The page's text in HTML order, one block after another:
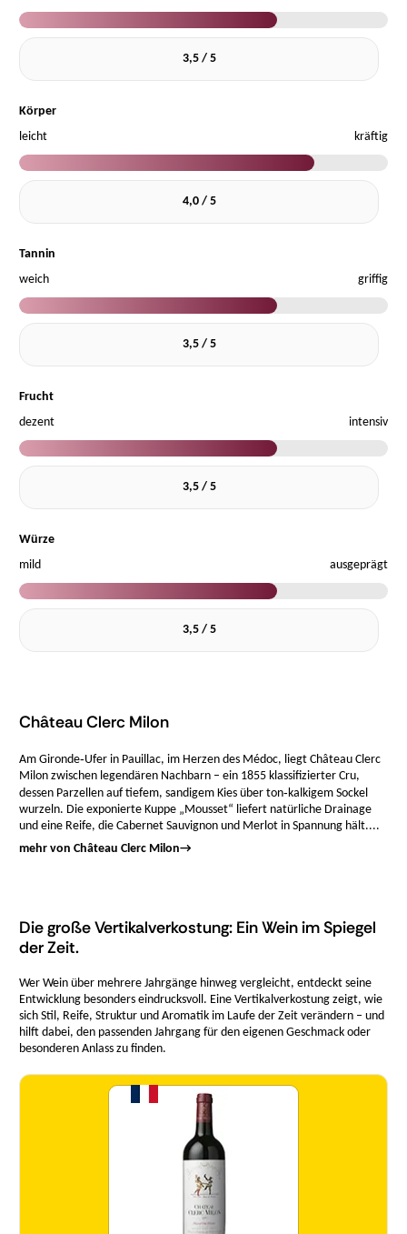
3,5 / 5
Körper
leicht
kräftig
4,0 / 5
Tannin
weich
griffig
3,5 / 5
Frucht
dezent
intensiv
3,5 / 5
Würze
mild
ausgeprägt
3,5 / 5
Château Clerc Milon
Am Gironde‑Ufer in Pauillac, im Herzen des Médoc, liegt Château Clerc
Milon zwischen legendären Nachbarn – ein 1855 klassifizierter Cru,
dessen Parzellen auf tiefem, sandigem Kies über ton‑kalkigem Sockel
wurzeln. Die exponierte Kuppe „Mousset“ liefert natürliche Drainage
und eine Reife, die Cabernet Sauvignon und Merlot in Spannung hält....
mehr von Château Clerc Milon→
Die große Vertikalverkostung: Ein Wein im Spiegel
der Zeit.
Wer Wein über mehrere Jahrgänge hinweg vergleicht, entdeckt seine
Entwicklung besonders eindrucksvoll. Eine Vertikalverkostung zeigt, wie
sich Stil, Reife, Struktur und Aromatik im Laufe der Zeit verändern – und
hilft dabei, den passenden Jahrgang für den eigenen Geschmack oder
besonderen Anlass zu finden.
Menge